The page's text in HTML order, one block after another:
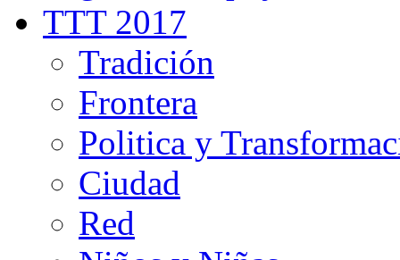
TTT 2017
Tradición
Frontera
Politica y
Ciudad
Red